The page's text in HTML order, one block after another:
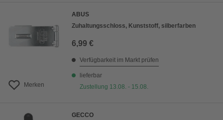
Merken
ABUS
Zuhaltungsschloss, Kunststoff, silberfarben
6,99 €
Verfügbarkeit im Markt prüfen
lieferbar
Zustellung 13.08. - 15.08.
GECCO